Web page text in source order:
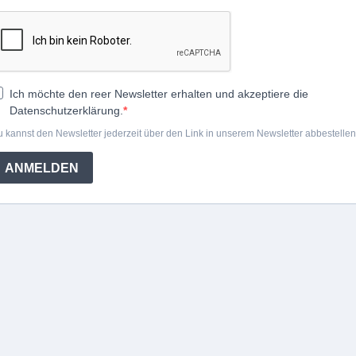
Ich möchte den reer Newsletter erhalten und akzeptiere die
Datenschutzerklärung.
kannst den Newsletter jederzeit über den Link in unserem Newsletter
ANMELDEN